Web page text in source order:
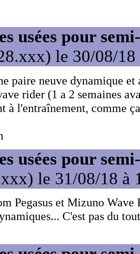
usées pour
le 30/08/18
paire neuve dynamique et
rider (1 a 2 semaines
à l'entraînement, comme
usées pour
le 31/08/18 à
Pegasus et Mizuno Wave
C'est pas du